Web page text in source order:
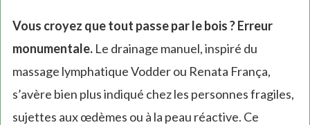
Vous croyez que tout passe par le bois ? Erreur
monumentale.Le drainage manuel, inspiré du
massage lymphatique Vodder ou Renata França,
s’avère bien plus indiqué chez les personnes fragiles,
sujettes aux œdèmes ou à la peau réactive. Ce